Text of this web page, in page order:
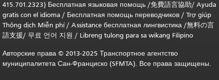
415.701.2323) Бесплатная языковая помощь /免費語言協助/ Ayuda
gratis con el idioma / Бесплатная помощь переводчиков / Trợ giúp
Thông dịch Miễn phí/ Assistance бесплатная лингвистика /無料の言
語支援/ 무료 언어 지원 / Libreng tulong para sa wikang Filipino
Авторские права © 2013-2025 Транспортное агентство
муниципалитета Сан-Франциско (SFMTA). Все права защищены.